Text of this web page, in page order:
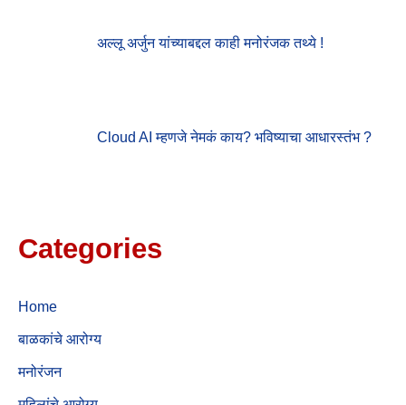
अल्लू अर्जुन यांच्याबद्दल काही मनोरंजक तथ्ये !
Cloud AI म्हणजे नेमकं काय? भविष्याचा आधारस्तंभ ?
Categories
Home
बाळकांचे आरोग्य
मनोरंजन